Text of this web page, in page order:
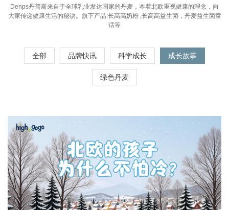
Denps丹普斯来自于全球乳业发达国家的丹麦，本着北欧重视健康的理念，向
大家传递健康生活的秘诀。旗下产品:长高高奶粉 ,长高高益生菌，丹麦益生菌童
话等
全部 品牌快讯 科学成长 成长故事
绿色丹麦